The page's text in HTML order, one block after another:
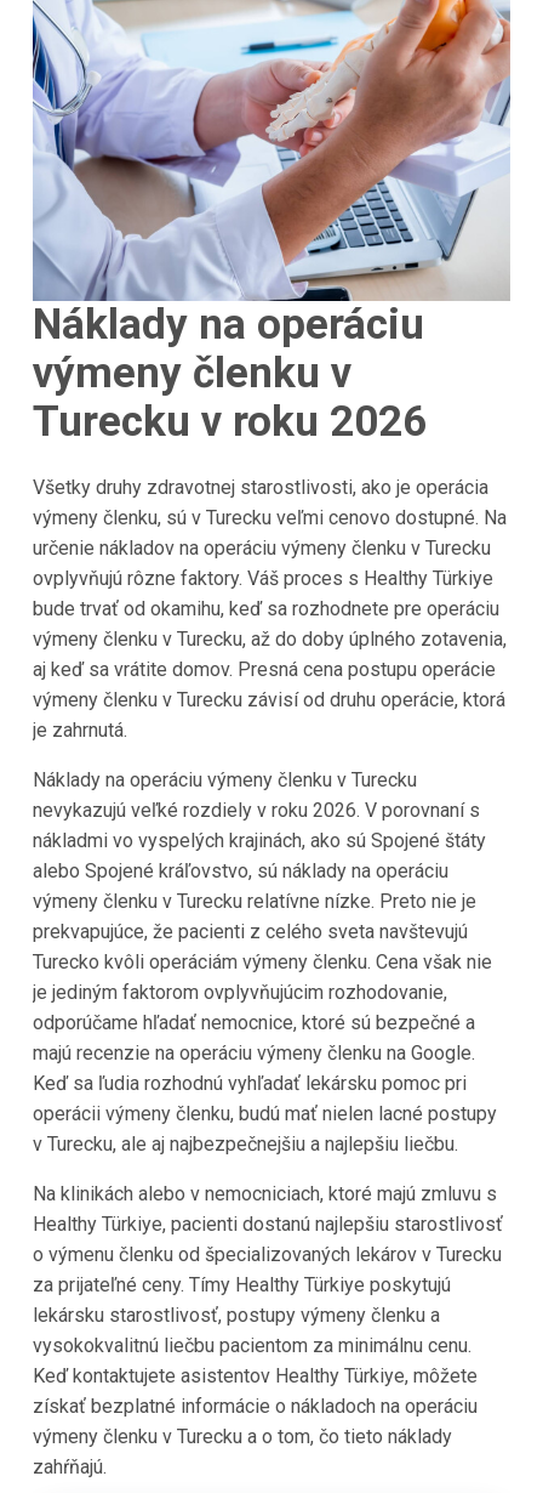
Náklady na operáciu
výmeny členku v
Turecku v roku 2026
Všetky druhy zdravotnej starostlivosti, ako je operácia
výmeny členku, sú v Turecku veľmi cenovo dostupné. Na
určenie nákladov na operáciu výmeny členku v Turecku
ovplyvňujú rôzne faktory. Váš proces s Healthy Türkiye
bude trvať od okamihu, keď sa rozhodnete pre operáciu
výmeny členku v Turecku, až do doby úplného zotavenia,
aj keď sa vrátite domov. Presná cena postupu operácie
výmeny členku v Turecku závisí od druhu operácie, ktorá
je zahrnutá.
Náklady na operáciu výmeny členku v Turecku
nevykazujú veľké rozdiely v roku 2026. V porovnaní s
nákladmi vo vyspelých krajinách, ako sú Spojené štáty
alebo Spojené kráľovstvo, sú náklady na operáciu
výmeny členku v Turecku relatívne nízke. Preto nie je
prekvapujúce, že pacienti z celého sveta navštevujú
Turecko kvôli operáciám výmeny členku. Cena však nie
je jediným faktorom ovplyvňujúcim rozhodovanie,
odporúčame hľadať nemocnice, ktoré sú bezpečné a
majú recenzie na operáciu výmeny členku na Google.
Keď sa ľudia rozhodnú vyhľadať lekársku pomoc pri
operácii výmeny členku, budú mať nielen lacné postupy
v Turecku, ale aj najbezpečnejšiu a najlepšiu liečbu.
Na klinikách alebo v nemocniciach, ktoré majú zmluvu s
Healthy Türkiye, pacienti dostanú najlepšiu starostlivosť
o výmenu členku od špecializovaných lekárov v Turecku
za prijateľné ceny. Tímy Healthy Türkiye poskytujú
lekársku starostlivosť, postupy výmeny členku a
vysokokvalitnú liečbu pacientom za minimálnu cenu.
Keď kontaktujete asistentov Healthy Türkiye, môžete
získať bezplatné informácie o nákladoch na operáciu
výmeny členku v Turecku a o tom, čo tieto náklady
zahŕňajú.